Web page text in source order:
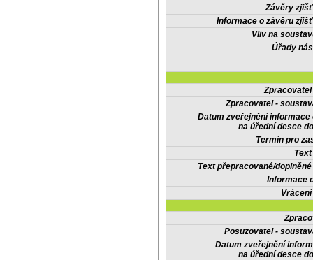
Závěry
Informace o závěru
Vliv na
Úřady
Zpracovatel -
Datum zveřejnění informace
na úřední desce
Termín pro
Text přepracované/
Informace
Posuzovatel -
Datum zveřejnění
na úřední desce